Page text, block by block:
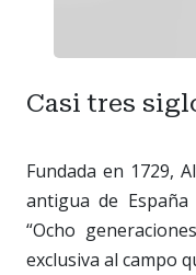
Casi tres
Fundada en 1729,
antigua de
“Ocho
exclusiva al campo